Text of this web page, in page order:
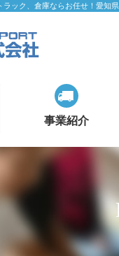
ック、倉庫ならお任せ！愛知
事業紹介